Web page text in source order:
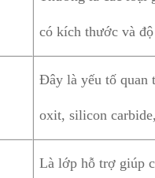
có kích thước và
Đây là yếu tố quan
oxit, silicon
Là lớp hỗ trợ giúp